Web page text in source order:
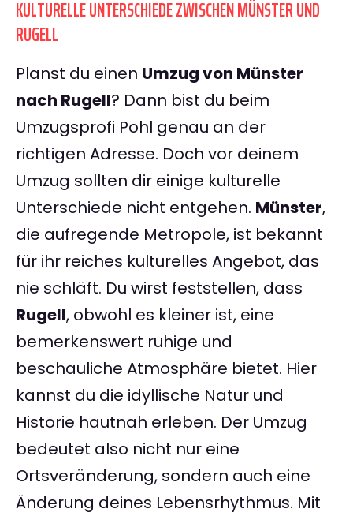
KULTURELLE UNTERSCHIEDE ZWISCHEN MÜNSTER UND
RUGELL
Planst du einen Umzug von Münster
nach Rugell? Dann bist du beim
Umzugsprofi Pohl genau an der
richtigen Adresse. Doch vor deinem
Umzug sollten dir einige kulturelle
Unterschiede nicht entgehen. Münster,
die aufregende Metropole, ist bekannt
für ihr reiches kulturelles Angebot, das
nie schläft. Du wirst feststellen, dass
Rugell, obwohl es kleiner ist, eine
bemerkenswert ruhige und
beschauliche Atmosphäre bietet. Hier
kannst du die idyllische Natur und
Historie hautnah erleben. Der Umzug
bedeutet also nicht nur eine
Ortsveränderung, sondern auch eine
Änderung deines Lebensrhythmus. Mit